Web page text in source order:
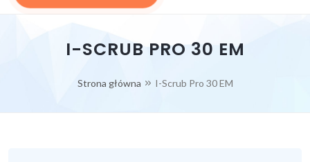
I-SCRUB PRO 30 EM
Strona główna I-Scrub Pro 30 EM